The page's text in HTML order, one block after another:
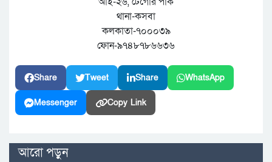
থানা-কসবা
কলকাতা-৭০০০৩৯
ফোন-৯৭৪৮৭৮৬৬৩৬
Share Tweet Share WhatsApp
Messenger Copy Link
আরো পড়ুন